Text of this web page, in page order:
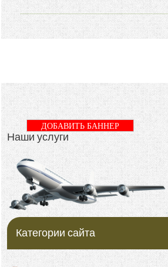
Наши услуги
ДОБАВИТЬ БАННЕР
Категории сайта